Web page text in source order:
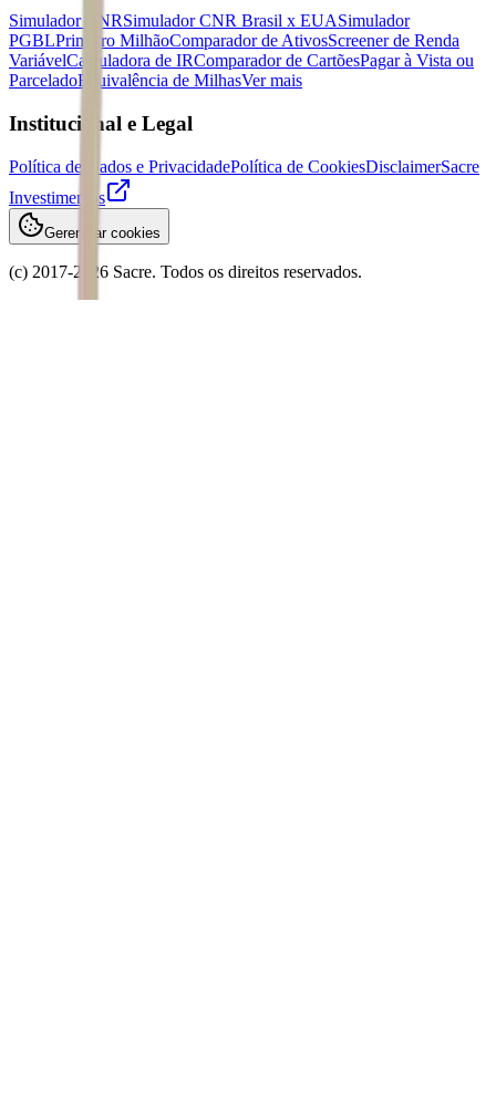
Simulador CNRSimulador CNR Brasil x EUASimulador
PGBLPrimeiro MilhãoComparador de AtivosScreener de Renda
VariávelCalculadora de IRComparador de CartõesPagar à Vista ou
ParceladoEquivalência de MilhasVer mais
Institucional e Legal
Política de Dados e PrivacidadePolítica de CookiesDisclaimerSacre
Investimentos
Gerenciar cookies
(c) 2017-2026 Sacre. Todos os direitos reservados.